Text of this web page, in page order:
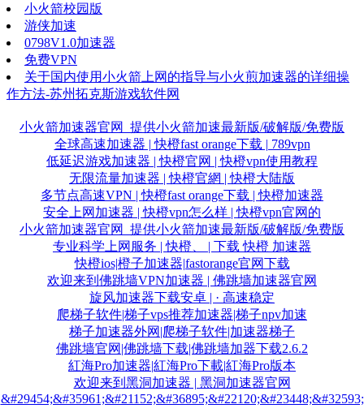
小火箭校园版
游侠加速
0798V1.0加速器
免费VPN
关于国内使用小火箭上网的指导与小火煎加速器的详细操
作方法-苏州拓克斯游戏软件网
小火箭加速器官网_提供小火箭加速最新版/破解版/免费版
全球高速加速器 | 快橙fast orange下载 | 789vpn
低延迟游戏加速器 | 快橙官网 | 快橙vpn使用教程
无限流量加速器 | 快橙官網 | 快橙大陆版
多节点高速VPN | 快橙fast orange下载 | 快橙加速器
安全上网加速器 | 快橙vpn怎么样 | 快橙vpn官网的
小火箭加速器官网_提供小火箭加速最新版/破解版/免费版
专业科学上网服务 | 快橙、 | 下载 快橙 加速器
快橙ios|橙子加速器|fastorange官网下载
欢迎来到佛跳墙VPN加速器 | 佛跳墙加速器官网
旋风加速器下载安卓 | · 高速稳定
爬梯子软件|梯子vps推荐加速器|梯子npv加速
梯子加速器外网|爬梯子软件|加速器梯子
佛跳墙官网|佛跳墙下载|佛跳墙加器下载2.6.2
紅海Pro加速器|紅海Pro下載|紅海Pro版本
欢迎来到黑洞加速器 | 黑洞加速器官网
&#29454;&#35961;&#21152;&#36895;&#22120;&#23448;&#32593;